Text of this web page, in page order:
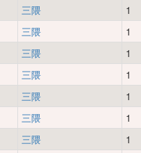
三隈
1
三隈
1
三隈
1
三隈
1
三隈
1
三隈
1
三隈
1